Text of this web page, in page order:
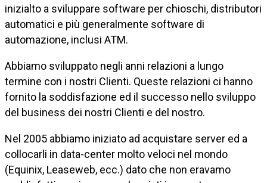
inizialto a sviluppare software per chioschi, distributori
automatici e più generalmente software di
automazione, inclusi ATM.
Abbiamo sviluppato negli anni relazioni a lungo
termine con i nostri Clienti. Queste relazioni ci hanno
fornito la soddisfazione ed il successo nello sviluppo
del business dei nostri Clienti e del nostro.
Nel 2005 abbiamo iniziato ad acquistare server ed a
collocarli in data-center molto veloci nel mondo
(Equinix, Leaseweb, ecc.) dato che non eravamo